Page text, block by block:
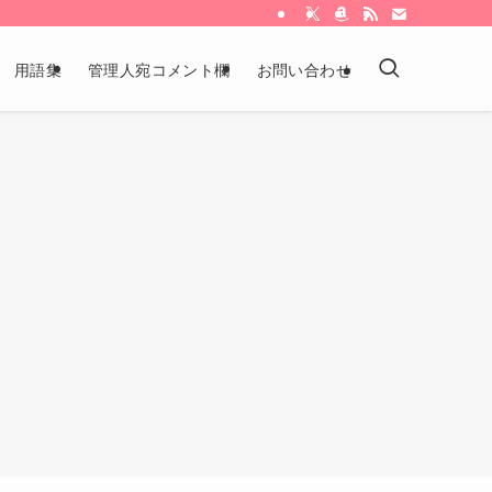
用語集 管理人宛コメント欄 お問い合わせ